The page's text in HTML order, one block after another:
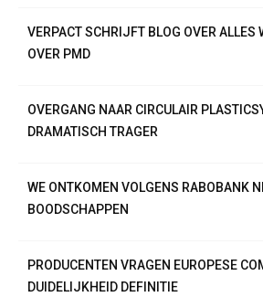
VERPACT SCHRIJFT BLOG OVER ALLES
OVER PMD
OVERGANG NAAR CIRCULAIR
DRAMATISCH TRAGER
WE ONTKOMEN VOLGENS RABOBANK
BOODSCHAPPEN
PRODUCENTEN VRAGEN EUROPESE
DUIDELIJKHEID DEFINITIE